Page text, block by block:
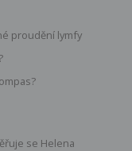
proudění lymfy
se Helena